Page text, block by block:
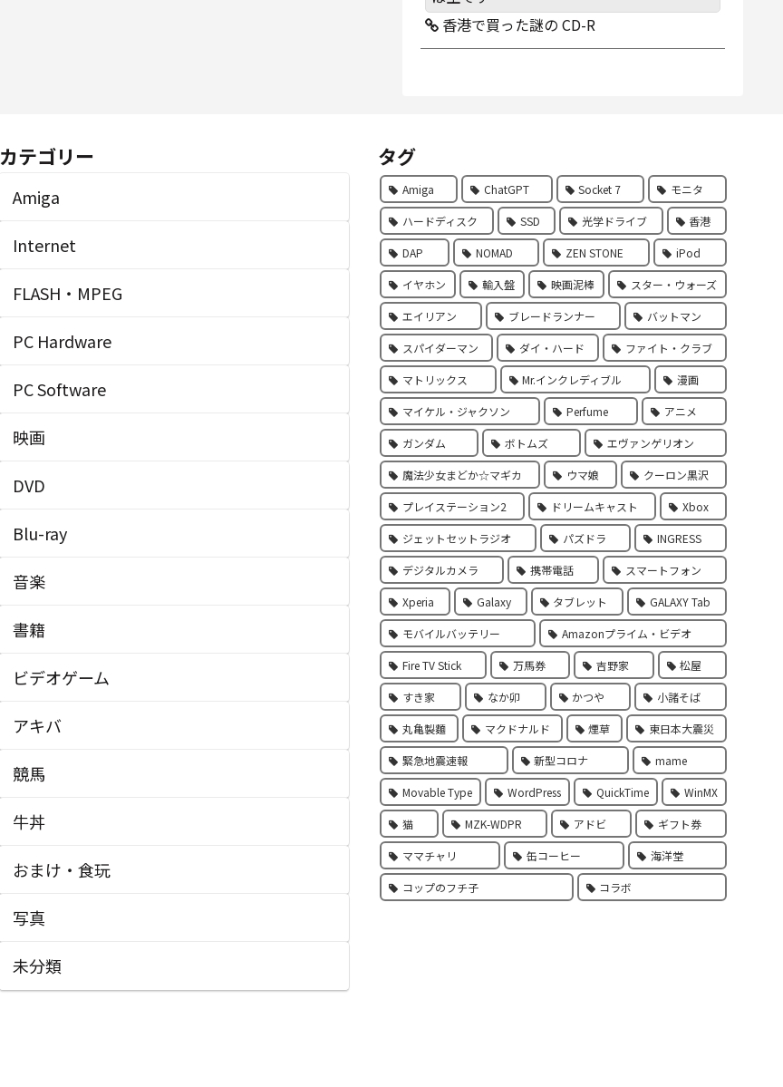
香港で買った謎の CD-R
カテゴリー
Amiga
Internet
FLASH・MPEG
PC Hardware
PC Software
映画
DVD
Blu-ray
音楽
書籍
ビデオゲーム
アキバ
競馬
牛丼
おまけ・食玩
写真
未分類
タグ
Amiga ChatGPT Socket 7 モニタ
ハードディスク SSD 光学ドライブ 香港
DAP NOMAD ZEN STONE iPod
イヤホン 輸入盤 映画泥棒 スター・ウォーズ
エイリアン ブレードランナー バットマン
スパイダーマン ダイ・ハード ファイト・クラブ
マトリックス Mr.インクレディブル 漫画
マイケル・ジャクソン Perfume アニメ
ガンダム ボトムズ エヴァンゲリオン
魔法少女まどか☆マギカ ウマ娘 クーロン黒沢
プレイステーション2 ドリームキャスト Xbox
ジェットセットラジオ パズドラ INGRESS
デジタルカメラ 携帯電話 スマートフォン
Xperia Galaxy タブレット GALAXY Tab
モバイルバッテリー Amazonプライム・ビデオ
Fire TV Stick 万馬券 吉野家 松屋
すき家 なか卯 かつや 小諸そば
丸亀製麵 マクドナルド 煙草 東日本大震災
緊急地震速報 新型コロナ mame
Movable Type WordPress QuickTime WinMX
猫 MZK-WDPR アドビ ギフト券
ママチャリ 缶コーヒー 海洋堂
コップのフチ子 コラボ